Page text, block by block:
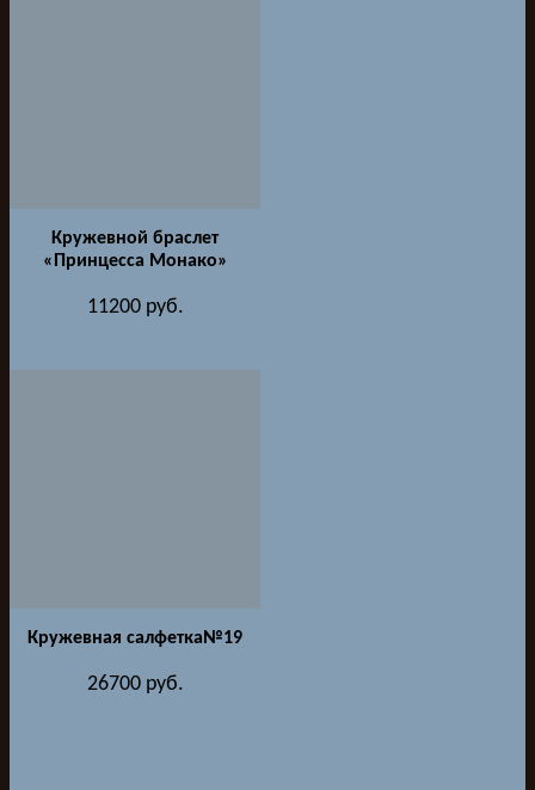
Кружевной браслет
«Принцесса Монако»
11200руб.
Кружевная салфетка№19
26700руб.